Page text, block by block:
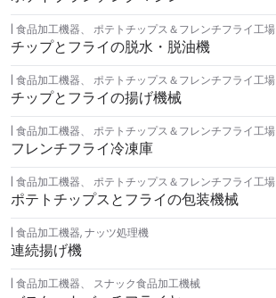
食品加工機器、 ポテトチップス＆フレンチフライ工場
チップとフライの脱水・脱油機
食品加工機器、 ポテトチップス＆フレンチフライ工場
チップとフライの揚げ機械
食品加工機器、 ポテトチップス＆フレンチフライ工場
フレンチフライ冷凍庫
食品加工機器、 ポテトチップス＆フレンチフライ工場
ポテトチップスとフライの包装機械
食品加工機器,ナッツ処理機
連続揚げ機
食品加工機器、 スナック食品加工機械